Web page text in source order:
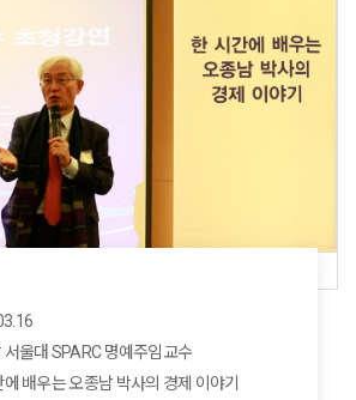
서울대 SPARC 명예주임교수
배우는 오종남 박사의 경제 이야기